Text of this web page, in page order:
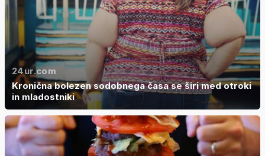
24ur.com
Kronična bolezen sodobnega časa se širi med otroki
in mladostniki